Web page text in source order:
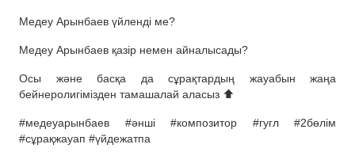
Медеу Арынбаев үйленді ме?
Медеу Арынбаев қазір немен айналысады?
Осы және басқа да сұрақтардың жауабын жаңа
бейнеролигімізден тамашалай аласыз ⬆
#медеуарынбаев #әнші #композитор #гугл #2бөлім
#сұрақжауап #үйдежатпа